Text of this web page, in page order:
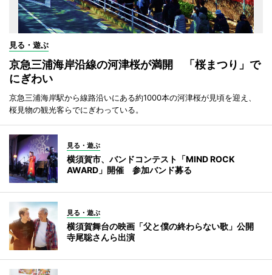
見る・遊ぶ
京急三浦海岸沿線の河津桜が満開 「桜まつり」で
にぎわい
京急三浦海岸駅から線路沿いにある約1000本の河津桜が見頃を迎え、
桜見物の観光客らでにぎわっている。
見る・遊ぶ
横須賀市、バンドコンテスト「MIND ROCK
AWARD」開催 参加バンド募る
見る・遊ぶ
横須賀舞台の映画「父と僕の終わらない歌」公開
寺尾聡さんら出演